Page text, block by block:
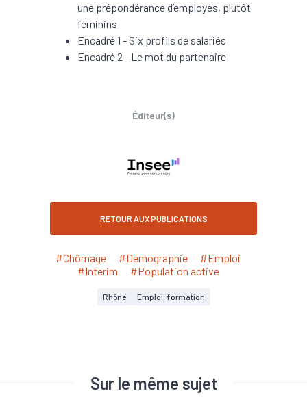
une prépondérance d’employés, plutôt
féminins
Encadré 1 - Six profils de salariés
Encadré 2 - Le mot du partenaire
Éditeur(s)
RETOUR AUX PUBLICATIONS
#Chômage #Démographie
#Emploi
#Interim
#Population active
Rhône Emploi, formation
Sur le même sujet